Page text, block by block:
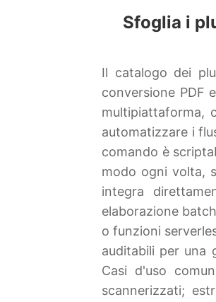
Sfoglia i
Il catalogo dei
conversione PDF
multipiattaforma,
automatizzare i
comando è
modo ogni volta,
integra
elaborazione
o funzioni
auditabili per una
Casi d'uso
scannerizzati;